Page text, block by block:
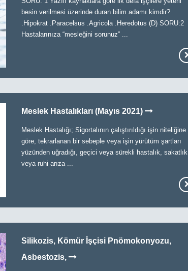
besin verilmesi üzerinde duran bilim adamı kimdir?
.Hipokrat .Paracelsus .Agricola .Heredotus (D) SORU:2
Hastalarınıza “mesleğini sorunuz” ...
Meslek Hastalıkları (Mayıs 2021)
Meslek Hastalığı; Sigortalının çalıştırıldığı işin niteliğine
göre, tekrarlanan bir sebeple veya işin yürütüm şartları
yüzünden uğradığı, geçici veya sürekli hastalık, sakatlık
veya ruhi arıza ...
Silikozis, Kömür İşçisi Pnömokonyozu,
Asbestozis,